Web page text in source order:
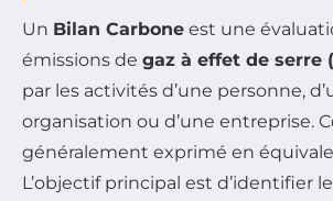
Un Bilan Carbone est une
émissions de gaz à effet de serre
par les activités d’une personne,
organisation ou d’une entreprise.
généralement exprimé en
L’objectif principal est d’identifier